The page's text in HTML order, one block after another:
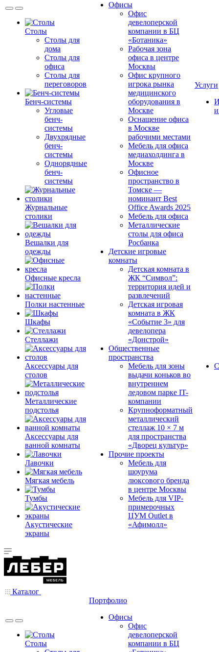
Столы
Столы для
дома
Столы для
офиса
Столы для
переговоров
Бенч-системы
Угловые
бенч-
системы
Двухрядные
бенч-
системы
Однорядные
бенч-
системы
Журнальные
столики
Вешалки для
одежды
Офисные кресла
Полки настенные
Шкафы
Стеллажи
Аксессуары для
столов
Металлические
подстолья
Аксессуары для
ванной комнаты
Лавочки
Мягкая мебель
Тумбы
Акустические
экраны
Офисы
Офис
девелоперской
компании в БЦ
«Ботаника»
Рабочая зона
офиса в центре
Москвы
Офис крупного
игрока рынка
медицинского
оборудования в
Москве
Оснащение офиса
в Москве
рабочими местами
Мебель для офиса
медиахолдинга в
Москве
Офисное
пространство в
Томске —
номинант Best
Office Awards 2025
Мебель для офиса
Металлические
столы для офиса
Росбанка
Детские игровые
комнаты
Детская комната в
ЖК “Символ”:
территория идей и
развлечений
Детская игровая
комната в ЖК
«Событие 3» для
девелопера
«Донстрой»
Общественные
пространства
Мебель для зоны
выдачи коньков во
внутреннем
ледовом парке IT-
компании
Крупноформатный
металлический
стеллаж 10 × 7 м
для пространства
«Дворец культур»
Прочие проекты
Мебель для
шоурума
люксового бренда
в центре Москвы
Мебель для VIP-
примерочных
ЦУМ Outlet в
«Афимолл»
Услуги
Каталог
Столы
Портфолио
Офисы
Офис
девелоперской
компании в БЦ